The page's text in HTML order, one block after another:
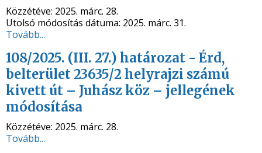
Közzétéve: 2025. márc. 28.
Utolsó módosítás dátuma: 2025. márc. 31.
Tovább...
108/2025. (III. 27.) határozat - Érd,
belterület 23635/2 helyrajzi számú
kivett út – Juhász köz – jellegének
módosítása
Közzétéve: 2025. márc. 28.
Tovább...